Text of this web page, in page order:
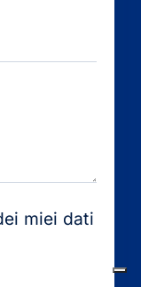
miei dati